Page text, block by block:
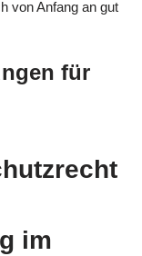
von Anfang an gut
für
im